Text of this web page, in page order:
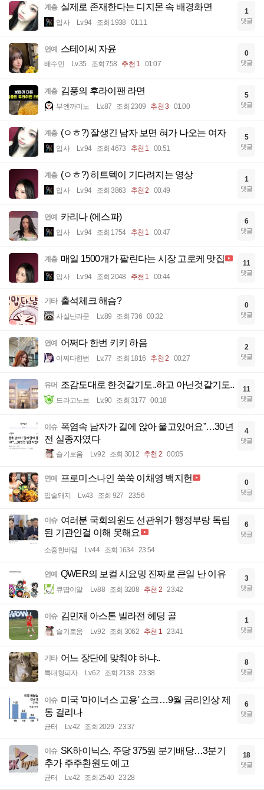
계층 실제로 존재한다는 디지몬 속 배경화면
입사 Lv.94 조회 1938 01:11
1
댓글
연예 스테이씨 자윤
배수민 Lv.35 조회 758 추천 1 01:07
0
댓글
계층 김풍의 후라이팬 라면
부엔까미노 Lv.87 조회 2309 추천 3 01:00
5
댓글
계층 (ㅇㅎ?) 잘생긴 남자 보면 혀가 나오는 여자
입사 Lv.94 조회 4673 추천 1 00:51
5
댓글
계층 (ㅇㅎ?) 히트텍이 기다려지는 영상
입사 Lv.94 조회 3863 추천 2 00:49
1
댓글
연예 카리나 (에스파)
입사 Lv.94 조회 1754 추천 1 00:47
6
댓글
계층 매일 1500개가 팔린다는 시장 고로케 맛집
입사 Lv.94 조회 2048 추천 1 00:44
11
댓글
기타 출석체크 해슴?
사실난라쿤 Lv.89 조회 736 00:32
0
댓글
연예 어쩌다 한번 키키 하음
어쩌다한번 Lv.77 조회 1816 추천 2 00:27
2
댓글
유머 조감도대로 한것같기도..하고 아닌것같기도..
드라고노브 Lv.90 조회 3177 00:18
11
댓글
이슈 폭염속 남자가 길에 앉아 울고있어요”…30년
전 실종자였다
슬기로움 Lv.92 조회 3012 추천 2 00:05
4
댓글
연예 프로미스나인 쑥쑥 이채영 백지헌
입술돼지 Lv.43 조회 927 23:56
0
댓글
이슈 여러분 국회의원도 선관위가 행정부랑 독립
된 기관인걸 이해 못해요
소중한바램 Lv.44 조회 1634 23:54
6
댓글
연예 QWER의 보컬 시요밍 진짜로 큰일 난 이유
큐땁이알 Lv.88 조회 3208 추천 2 23:42
3
댓글
이슈 김민재 아스톤 빌라전 헤딩 골
슬기로움 Lv.92 조회 3062 추천 1 23:41
1
댓글
기타 어느 장단에 맞춰야 하냐..
특대형피자 Lv.62 조회 2138 23:38
8
댓글
이슈 미국 '마이너스 고용' 쇼크…9월 금리인상 제
동 걸리나
균터 Lv.42 조회 2029 23:37
6
댓글
이슈 SK하이닉스, 주당 375원 분기배당…3분기
추가 주주환원도 예고
균터 Lv.42 조회 2540 23:28
18
댓글